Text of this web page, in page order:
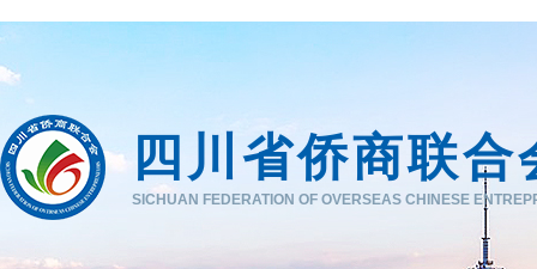
四川省侨商联合
SICHUAN FEDERATION OF OVERSEAS CHINESE